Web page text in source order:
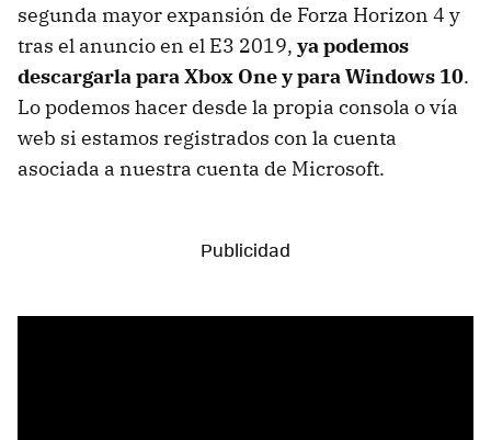
segunda mayor expansión de Forza Horizon 4 y
tras el anuncio en el E3 2019, ya podemos
descargarla para Xbox One y para Windows 10.
Lo podemos hacer desde la propia consola o vía
web si estamos registrados con la cuenta
asociada a nuestra cuenta de Microsoft.